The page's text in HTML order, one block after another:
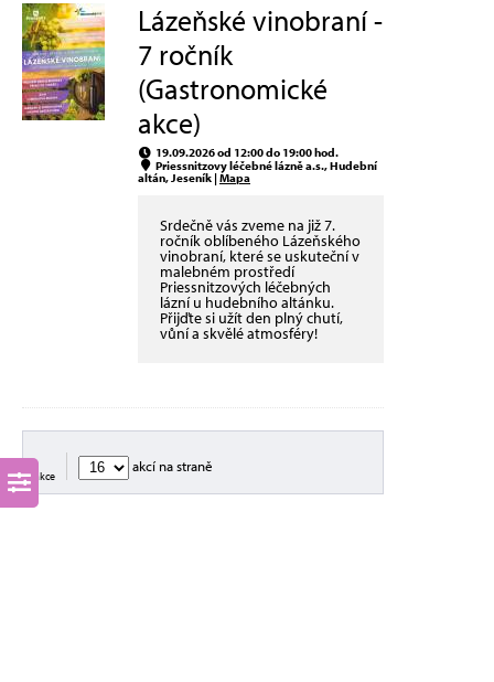
Lázeňské vinobraní -
7 ročník
(Gastronomické
akce)
19.09.2026 od 12:00 do 19:00 hod.
Priessnitzovy léčebné lázně a.s., Hudební
altán, Jeseník |Mapa
Srdečně vás zveme na již 7.
ročník oblíbeného Lázeňského
vinobraní, které se uskuteční v
malebném prostředí
Priessnitzových léčebných
lázní u hudebního altánku.
Přijďte si užít den plný chutí,
vůní a skvělé atmosféry!
3 akce
akcí na straně